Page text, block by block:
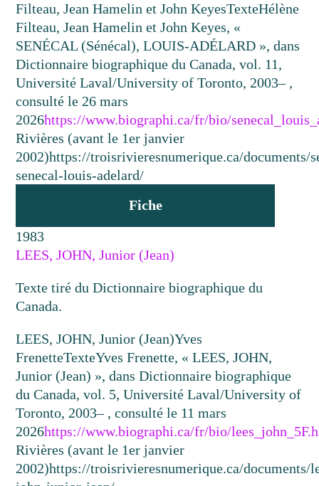
Filteau, Jean Hamelin et John KeyesTexteHélène
Filteau, Jean Hamelin et John Keyes, «
SENÉCAL (Sénécal), LOUIS-ADÉLARD », dans
Dictionnaire biographique du Canada, vol. 11,
Université Laval/University of Toronto, 2003– ,
consulté le 26 mars
2026https://www.biographi.ca/fr/bio/
Rivières (avant le 1er janvier
2002)https://troisrivieresnumerique.ca/documents/
senecal-louis-adelard/
Fiche
1983
LEES, JOHN, Junior (Jean)
Texte tiré du Dictionnaire biographique du
Canada.
LEES, JOHN, Junior (Jean)Yves
FrenetteTexteYves Frenette, « LEES, JOHN,
Junior (Jean) », dans Dictionnaire biographique
du Canada, vol. 5, Université Laval/University of
Toronto, 2003– , consulté le 11 mars
2026https://www.biographi.ca/fr/bio/
Rivières (avant le 1er janvier
2002)https://troisrivieresnumerique.ca/documents/